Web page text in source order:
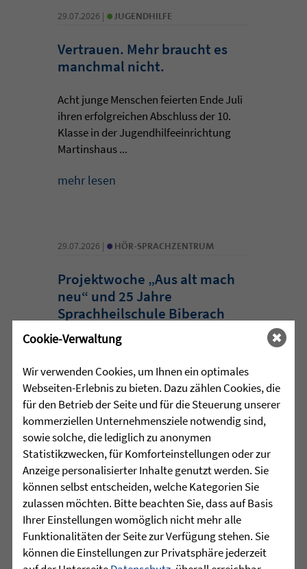
29.07.2026 | • JUGENDHILFE
Vertrauen. Mehr braucht es
manchmal nicht.
Acht junge Menschen feierten Ende Juli
ihren erfolgreichen Abschluss der 10.
Klasse in der Jugendhilfeeinrichtung
Martinshaus ...
mehr lesen
29.07.2026 | • HÖR-SPRACHZENTRUM
Projektwoche „Aus alt mach
neu“ und 25 Jahre
Sprachheilschule Biberach
Im Mai stand an der Sprachheilschule
und Klimaschutzes. Unter dem Motto
„Aus alt mach neu“ beschäftigten sich
die Schülerinnen und Schüler im
Rahmen einer Projektwoche intensiv
mit den Themen Müllvermeidung, ...
mehr lesen
29.07.2026 |•HÖR-SPRACHZENTRUM
Cookie-Verwaltung
Wir verwenden Cookies, um Ihnen ein optimales
Webseiten-Erlebnis zu bieten. Dazu zählen Cookies, die
für den Betrieb der Seite und für die Steuerung unserer
kommerziellen Unternehmensziele notwendig sind,
sowie solche, die lediglich zu anonymen
Statistikzwecken, für Komforteinstellungen oder zur
Anzeige personalisierter Inhalte genutzt werden. Sie
können selbst entscheiden, welche Kategorien Sie
zulassen möchten. Bitte beachten Sie, dass auf Basis
Ihrer Einstellungen womöglich nicht mehr alle
Funktionalitäten der Seite zur Verfügung stehen. Sie
können die Einstellungen zur Privatsphäre jederzeit